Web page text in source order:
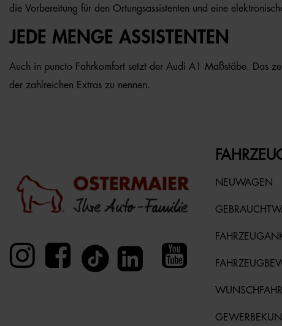
die Vorbereitung für den Ortungsassistenten und eine
JEDE MENGE ASSISTENTEN
Auch in puncto Fahrkomfort setzt der Audi A1 Maßstäbe. Das
der zahlreichen Extras zu nennen.
NEUWAGEN